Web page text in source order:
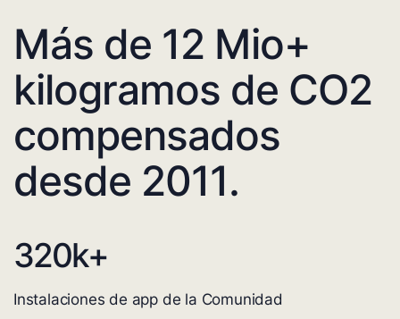
Más de 12 Mio+
kilogramos de CO2
compensados
desde 2011.
320k+
Instalaciones de app de la Comunidad